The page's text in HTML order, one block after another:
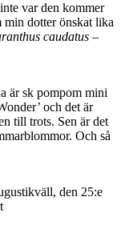
var den kommer
dotter önskat lika
caudatus –
är sk pompom mini
och det är
till trots. Sen är det
Och så
den 25:e